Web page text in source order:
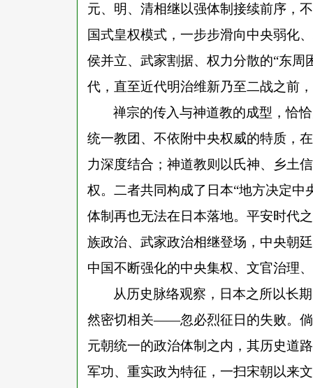
元、明、清相继以强体制接续前序，
国式皇权模式，一步步滑向中央弱化
侯并立、武家割据、权力分散的“东
代，直至近代明治维新乃至二战之前
禅宗的传入与神道教的成型，恰
统一教团、不依附中央权威的特质，
力深度结合；神道教则以氏神、乡土
权。二者共同构成了日本“地方决定中
体制再也无法在日本落地。平安时代
族政治、武家政治相继登场，中央朝
中国不断强化的中央集权、文官治理
从历史脉络观察，日本之所以长
然密切相关——忽必烈征日的失败。倘
元朝统一的政治体制之内，其历史道
军功、重实政为特征，一扫宋朝以来